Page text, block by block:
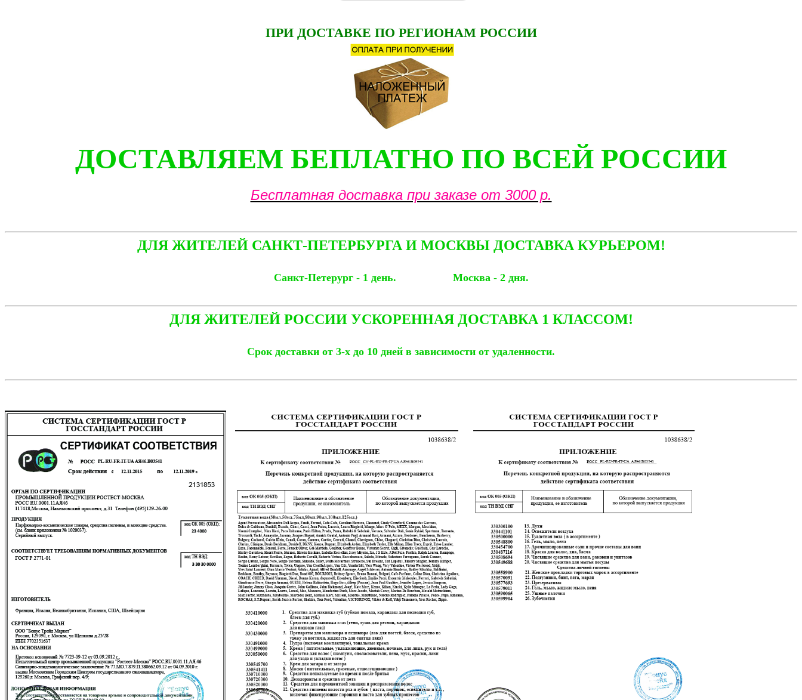
ПРИ ДОСТАВКЕ ПО РЕГИОНАМ РОССИИ
ДОСТАВЛЯЕМ БЕПЛАТНО ПО ВСЕЙ РОССИИ
Бесплатная доставка при заказе от 3000 р.
ДЛЯ ЖИТЕЛЕЙ САНКТ-ПЕТЕРБУРГА И МОСКВЫ ДОСТАВКА КУРЬЕРОМ!
Санкт-Петерург - 1 день. Москва - 2 дня.
ДЛЯ ЖИТЕЛЕЙ РОССИИ УСКОРЕННАЯ ДОСТАВКА 1 КЛАССОМ!
Срок доставки от 3-х до 10 дней в зависимости от удаленности.